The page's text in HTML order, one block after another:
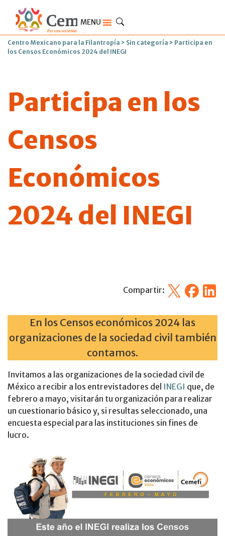
MENU
Centro Mexicano para la Filantropía > Sin categoría > Participa en
los Censos Económicos 2024 del INEGI
Participa en los
Censos
Económicos
2024 del INEGI
Compartir: X Facebook
En los Censos económicos 2024 las
organizaciones de la sociedad civil también
contamos.
Invitamos a las organizaciones de la sociedad civil de
México a recibir a los entrevistadores del INEGI que, de
febrero a mayo, visitarán tu organización para realizar
un cuestionario básico y, si resultas seleccionado, una
encuesta especial para las instituciones sin fines de
lucro.